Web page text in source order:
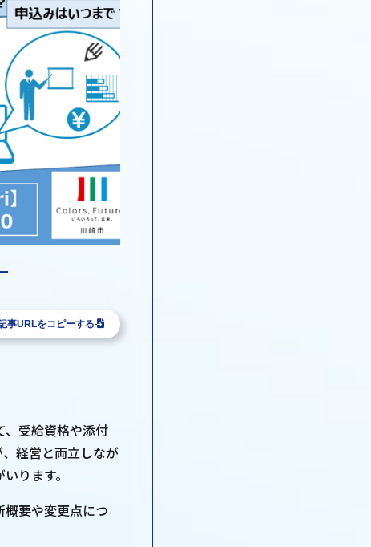
事URLをコピーする
、受給資格や添付
経営と両立しなが
ります。
要や変更点につ